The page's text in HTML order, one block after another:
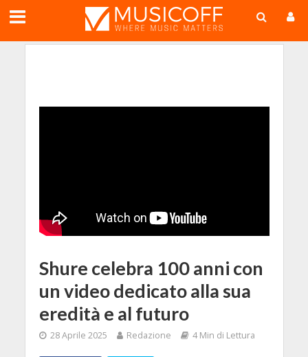
Shure celebra 100 anni con
un video dedicato alla sua
eredità e al futuro
28 Aprile 2025 Redazione 4 Min di Lettura